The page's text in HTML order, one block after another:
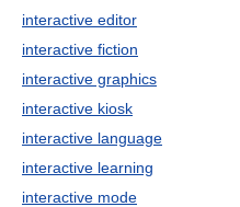
interactive editor
interactive fiction
interactive graphics
interactive kiosk
interactive language
interactive learning
interactive mode